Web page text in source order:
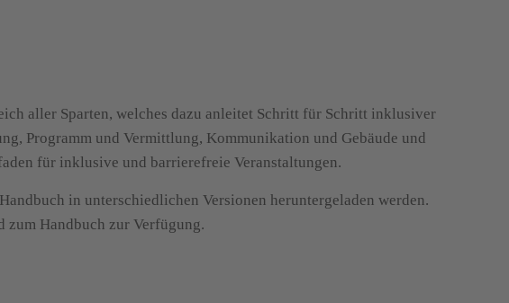
aller Sparten, welches dazu anleitet Schritt für Schritt inklusiver
Programm und Vermittlung, Kommunikation und Gebäude und
für inklusive und barrierefreie Veranstaltungen.
in unterschiedlichen Versionen heruntergeladen werden.
Handbuch zur Verfügung.